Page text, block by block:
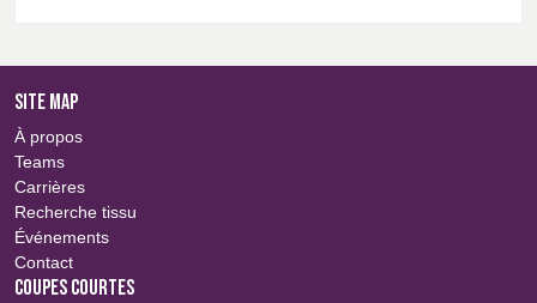
SITE MAP
À propos
Teams
Carrières
Recherche tissu
Événements
Contact
COUPES COURTES